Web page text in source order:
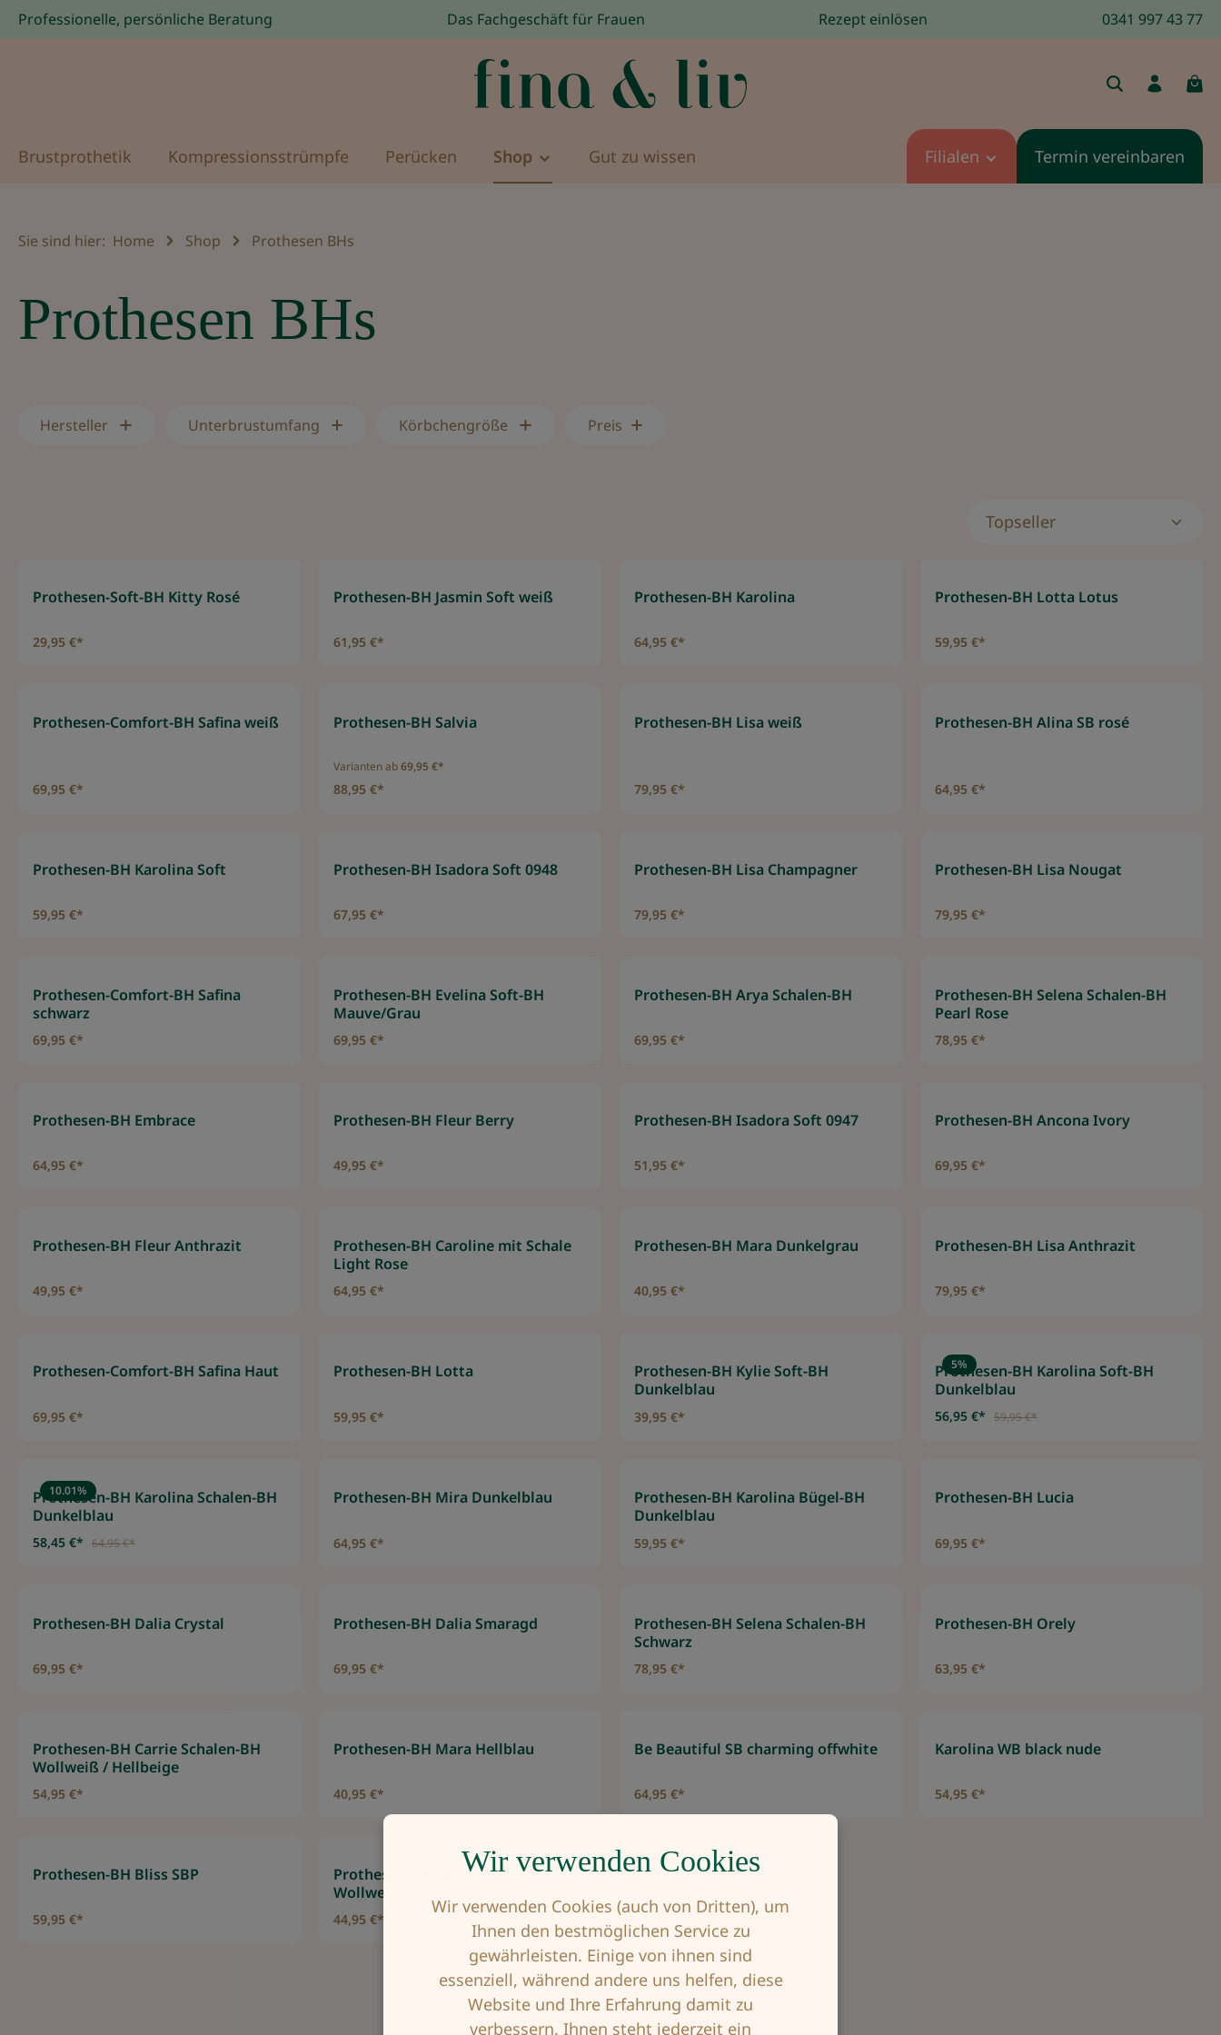
Hauptnavigation springen
Professionelle, persönliche Beratung Das Fachgeschäft für Frauen Rezept einlösen 0341 997 43 77
Brustprothetik Kompressionsstrümpfe Perücken Shop Gut zu wissen Filialen Termin vereinbaren
Sie sind hier: Home Shop Prothesen BHs
Prothesen BHs
Hersteller Unterbrustumfang Körbchengröße Preis
Prothesen-Soft-BH Kitty Rosé
29,95 €*
Prothesen-BH Jasmin Soft weiß
61,95 €*
Prothesen-BH Karolina
64,95 €*
Prothesen-BH Lotta Lotus
59,95 €*
Prothesen-Comfort-BH Safina weiß
69,95 €*
Prothesen-BH Salvia
Varianten ab69,95 €*
88,95 €*
Prothesen-BH Lisa weiß
79,95 €*
Prothesen-BH Alina SB rosé
64,95 €*
Prothesen-BH Karolina Soft
59,95 €*
Prothesen-BH Isadora Soft 0948
67,95 €*
Prothesen-BH Lisa Champagner
79,95 €*
Prothesen-BH Lisa Nougat
79,95 €*
Prothesen-Comfort-BH Safina
schwarz
69,95 €*
Prothesen-BH Evelina Soft-BH
Mauve/Grau
69,95 €*
Prothesen-BH Arya Schalen-BH
69,95 €*
Prothesen-BH Selena Schalen-BH
Pearl Rose
78,95 €*
Prothesen-BH Embrace
64,95 €*
Prothesen-BH Fleur Berry
49,95 €*
Prothesen-BH Isadora Soft 0947
51,95 €*
Prothesen-BH Ancona Ivory
69,95 €*
Prothesen-BH Fleur Anthrazit
49,95 €*
Prothesen-BH Caroline mit Schale
Light Rose
64,95 €*
Prothesen-BH Mara Dunkelgrau
40,95 €*
Prothesen-BH Lisa Anthrazit
79,95 €*
Prothesen-Comfort-BH Safina Haut
69,95 €*
Prothesen-BH Lotta
59,95 €*
Prothesen-BH Kylie Soft-BH
Dunkelblau
39,95 €*
5%
Prothesen-BH Karolina Soft-BH
Dunkelblau
56,95 €* 59,95 €*
10.01%
Prothesen-BH Karolina Schalen-BH
Dunkelblau
58,45 €* 64,95 €*
Prothesen-BH Mira Dunkelblau
64,95 €*
Prothesen-BH Karolina Bügel-BH
Dunkelblau
59,95 €*
Prothesen-BH Lucia
69,95 €*
Prothesen-BH Dalia Crystal
69,95 €*
Prothesen-BH Dalia Smaragd
69,95 €*
Prothesen-BH Selena Schalen-BH
Schwarz
78,95 €*
Prothesen-BH Orely
63,95 €*
Prothesen-BH Carrie Schalen-BH
Wollweiß / Hellbeige
54,95 €*
Prothesen-BH Mara Hellblau
40,95 €*
Be Beautiful SB charming offwhite
64,95 €*
Karolina WB black nude
54,95 €*
Prothesen-BH Bliss SBP
59,95 €*
Prothesen-BH Kylie Schalen-BH
Wollweiß
44,95 €*
Wir verwenden Cookies
Wir verwenden Cookies (auch von Dritten), um
Ihnen den bestmöglichen Service zu
gewährleisten. Einige von ihnen sind
essenziell, während andere uns helfen, diese
Website und Ihre Erfahrung damit zu
verbessern. Ihnen steht jederzeit ein